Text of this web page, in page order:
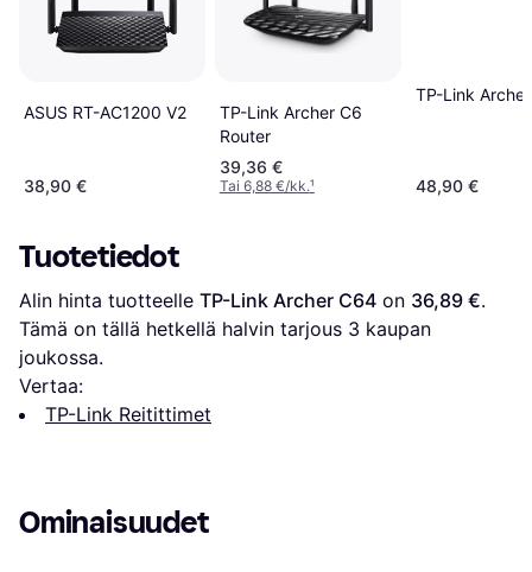
ASUS RT-AC1200 V2
38,90 €
TP-Link Archer C6
Router
39,36 €
Tai 6,88 €/kk.¹
TP-Link
48,90 €
Tuotetiedot
Alin hinta tuotteelle TP-Link Archer C64 on 36,89 €.
Tämä on tällä hetkellä halvin tarjous 3 kaupan
joukossa.
Vertaa:
TP-Link Reitittimet
Ominaisuudet